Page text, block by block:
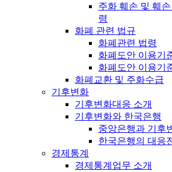
주화 훼손 및 훼
령
화폐 관련 법규
화폐관련 법령
화폐도안 이용기
화폐도안 이용기
화폐교환 및 주화수급
기후변화
기후변화대응 소개
기후변화와 한국은행
중앙은행과 기후
한국은행의 대응
경제통계
경제통계업무 소개